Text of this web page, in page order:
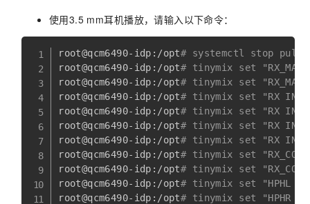
使用3.5 mm耳机播放，请输入以下命令：
root@qcm6490-idp:/opt# systemctl stop
root@qcm6490-idp:/opt# tinymix set
root@qcm6490-idp:/opt# tinymix set
root@qcm6490-idp:/opt# tinymix set "RX
root@qcm6490-idp:/opt# tinymix set "RX
root@qcm6490-idp:/opt# tinymix set "RX INT0
root@qcm6490-idp:/opt# tinymix set "RX INT1
root@qcm6490-idp:/opt# tinymix set
root@qcm6490-idp:/opt# tinymix set
root@qcm6490-idp:/opt# tinymix set "HPHL
root@qcm6490-idp:/opt# tinymix set "HPHR